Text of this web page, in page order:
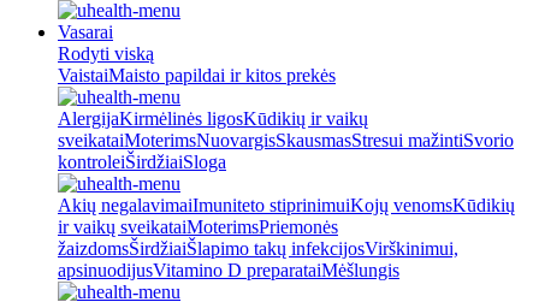
Vasarai
Rodyti viską
VaistaiMaisto papildai ir kitos prekės
AlergijaKirmėlinės ligosKūdikių ir vaikų
sveikataiMoterimsNuovargisSkausmasStresui mažintiSvorio
kontroleiŠirdžiaiSloga
Akių negalavimaiImuniteto stiprinimuiKojų venomsKūdikių
ir vaikų sveikataiMoterimsPriemonės
žaizdomsŠirdžiaiŠlapimo takų infekcijosVirškinimui,
apsinuodijusVitamino D preparataiMėšlungis